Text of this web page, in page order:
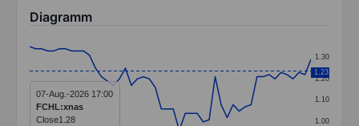
Diagramm
Line chart with 48 data points.
The chart has 1 X axis displaying categories.
The chart has 1 Y axis displaying values. Data
1.00
1.10
1.20
1.30
1.23
07-Aug.-2026 17:00
FCHL:xnas
Close1.28